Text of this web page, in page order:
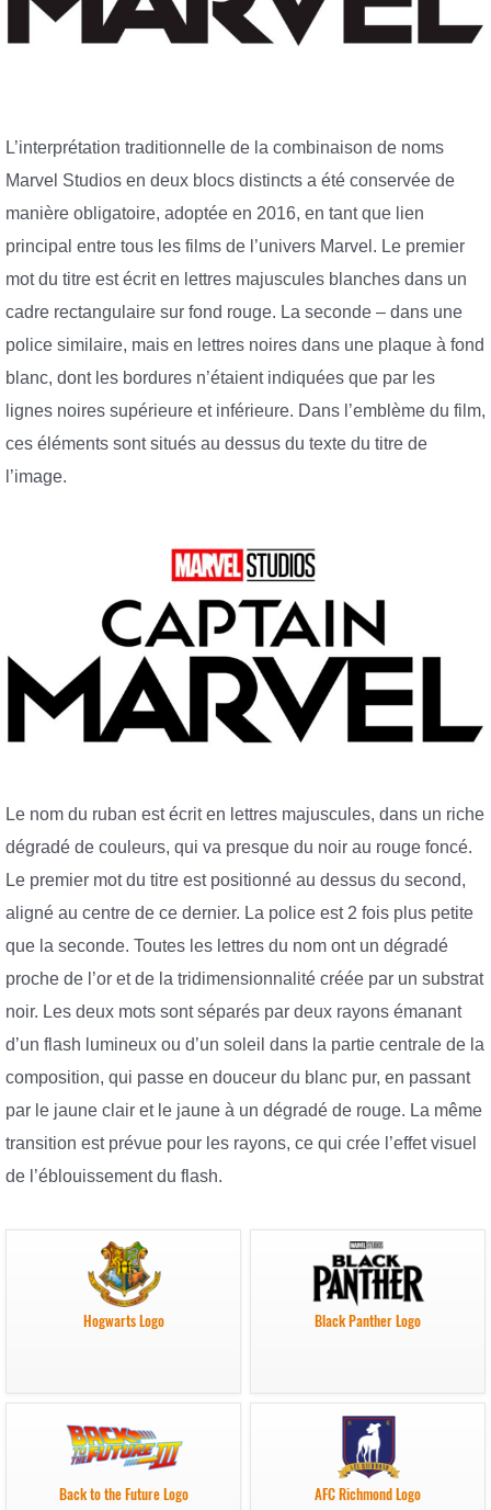
L’interprétation traditionnelle de la combinaison de noms
Marvel Studios en deux blocs distincts a été conservée de
manière obligatoire, adoptée en 2016, en tant que lien
principal entre tous les films de l’univers Marvel. Le premier
mot du titre est écrit en lettres majuscules blanches dans un
cadre rectangulaire sur fond rouge. La seconde – dans une
police similaire, mais en lettres noires dans une plaque à fond
blanc, dont les bordures n’étaient indiquées que par les
lignes noires supérieure et inférieure. Dans l’emblème du film,
ces éléments sont situés au dessus du texte du titre de
l’image.
Le nom du ruban est écrit en lettres majuscules, dans un riche
dégradé de couleurs, qui va presque du noir au rouge foncé.
Le premier mot du titre est positionné au dessus du second,
aligné au centre de ce dernier. La police est 2 fois plus petite
que la seconde. Toutes les lettres du nom ont un dégradé
proche de l’or et de la tridimensionnalité créée par un substrat
noir. Les deux mots sont séparés par deux rayons émanant
d’un flash lumineux ou d’un soleil dans la partie centrale de la
composition, qui passe en douceur du blanc pur, en passant
par le jaune clair et le jaune à un dégradé de rouge. La même
transition est prévue pour les rayons, ce qui crée l’effet visuel
de l’éblouissement du flash.
Hogwarts Logo Black Panther Logo
Back to the Future Logo AFC Richmond Logo